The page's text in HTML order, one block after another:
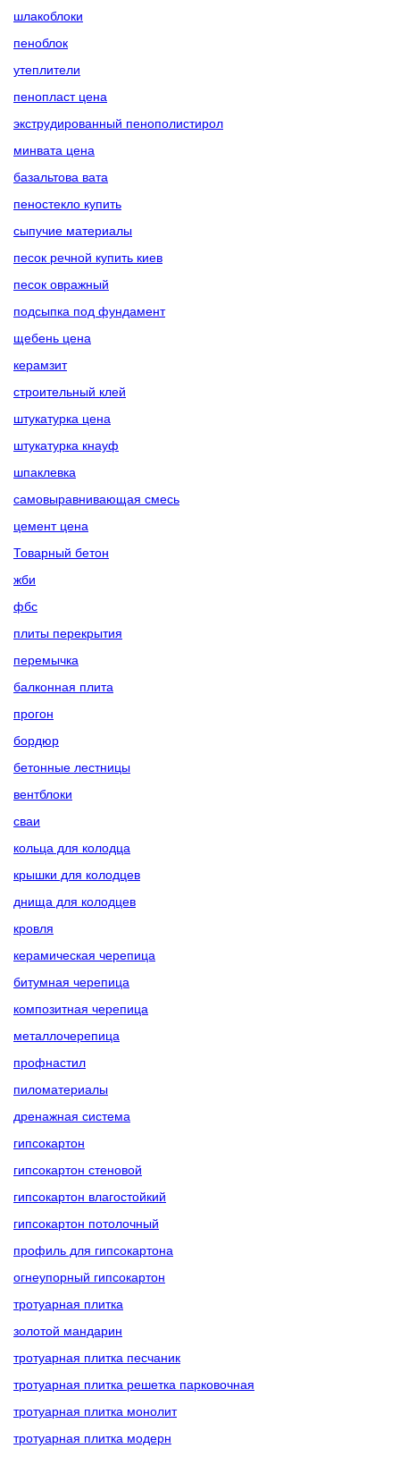
шлакоблоки
пеноблок
утеплители
пенопласт цена
экструдированный пенополистирол
минвата цена
базальтова вата
пеностекло купить
сыпучие материалы
песок речной купить киев
песок овражный
подсыпка под фундамент
щебень цена
керамзит
строительный клей
штукатурка цена
штукатурка кнауф
шпаклевка
самовыравнивающая смесь
цемент цена
Товарный бетон
жби
фбс
плиты перекрытия
перемычка
балконная плита
прогон
бордюр
бетонные лестницы
вентблоки
сваи
кольца для колодца
крышки для колодцев
днища для колодцев
кровля
керамическая черепица
битумная черепица
композитная черепица
металлочерепица
профнастил
пиломатериалы
дренажная система
гипсокартон
гипсокартон стеновой
гипсокартон влагостойкий
гипсокартон потолочный
профиль для гипсокартона
огнеупорный гипсокартон
тротуарная плитка
золотой мандарин
тротуарная плитка песчаник
тротуарная плитка решетка парковочная
тротуарная плитка монолит
тротуарная плитка модерн